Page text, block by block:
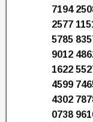
7194
2577
5785
9012
1622
4599
4302
0738